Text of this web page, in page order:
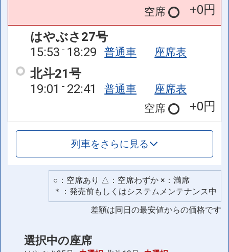
空席
+0円
はやぶさ27号
15:53 18:29 普通車 座席表
北斗21号
19:01
22:41 普通車
座席表
空席
+0円
列車をさらに見る
○：空席あり △：空席わずか ×：満席
＊：発売前もしくはシステムメンテナンス中
差額は同日の最安値からの価格です
選択中の座席